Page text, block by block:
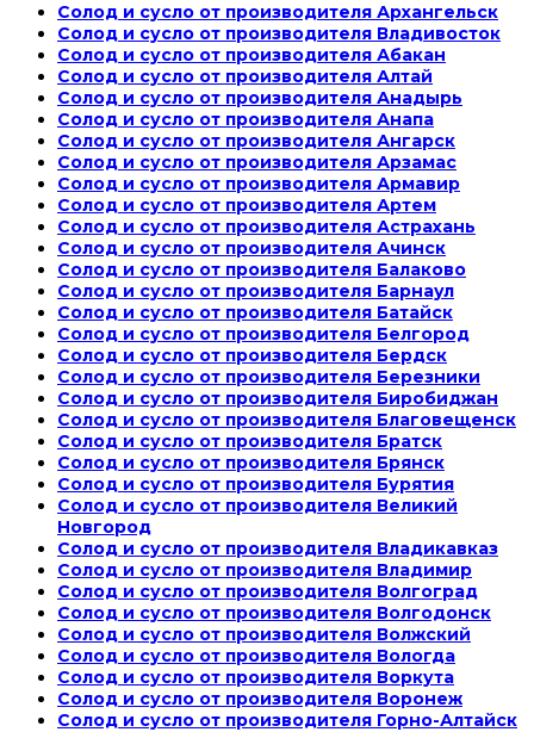
Солод и сусло от производителя Архангельск
Солод и сусло от производителя Владивосток
Солод и сусло от производителя Абакан
Солод и сусло от производителя Алтай
Солод и сусло от производителя Анадырь
Солод и сусло от производителя Анапа
Солод и сусло от производителя Ангарск
Солод и сусло от производителя Арзамас
Солод и сусло от производителя Армавир
Солод и сусло от производителя Артем
Солод и сусло от производителя Астрахань
Солод и сусло от производителя Ачинск
Солод и сусло от производителя Балаково
Солод и сусло от производителя Барнаул
Солод и сусло от производителя Батайск
Солод и сусло от производителя Белгород
Солод и сусло от производителя Бердск
Солод и сусло от производителя Березники
Солод и сусло от производителя Биробиджан
Солод и сусло от производителя Благовещенск
Солод и сусло от производителя Братск
Солод и сусло от производителя Брянск
Солод и сусло от производителя Бурятия
Солод и сусло от производителя Великий
Новгород
Солод и сусло от производителя Владикавказ
Солод и сусло от производителя Владимир
Солод и сусло от производителя Волгоград
Солод и сусло от производителя Волгодонск
Солод и сусло от производителя Волжский
Солод и сусло от производителя Вологда
Солод и сусло от производителя Воркута
Солод и сусло от производителя Воронеж
Солод и сусло от производителя Горно-Алтайск